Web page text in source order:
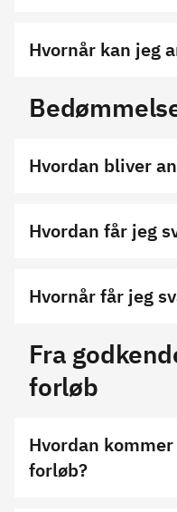
Hvornår kan jeg
Hvordan bliver
Hvordan får jeg
Hvornår får jeg
Fra
forløb
Hvordan
forløb?